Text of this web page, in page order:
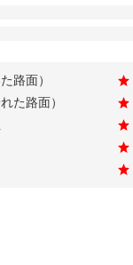
路面）
た路面）